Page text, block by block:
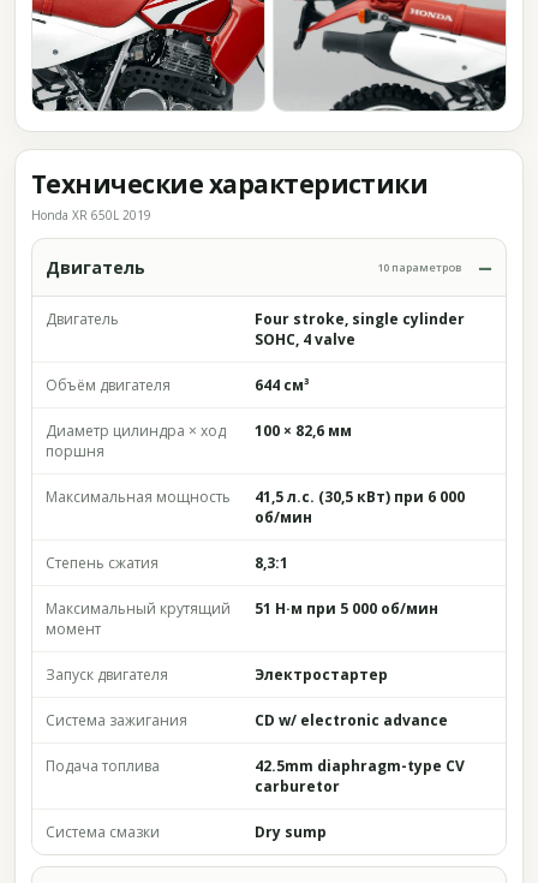
Технические характеристики
Honda XR 650L 2019
Двигатель 10 параметров
Двигатель
Four stroke, single cylinder
SOHC, 4 valve
Объём двигателя 644 см³
Диаметр цилиндра × ход
поршня
100 × 82,6 мм
Максимальная мощность
41,5 л.с. (30,5 кВт) при 6 000
об/мин
Степень сжатия 8,3:1
Максимальный крутящий
момент
51 Н·м при 5 000 об/мин
Запуск двигателя Электростартер
Система зажигания CD w/ electronic advance
Подача топлива
42.5mm diaphragm-type CV
carburetor
Система смазки Dry sump